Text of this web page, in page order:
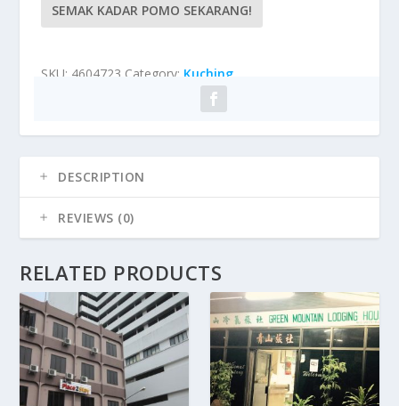
SEMAK KADAR POMO SEKARANG!
SKU: 4604723 Category: Kuching
DESCRIPTION
REVIEWS (0)
RELATED PRODUCTS